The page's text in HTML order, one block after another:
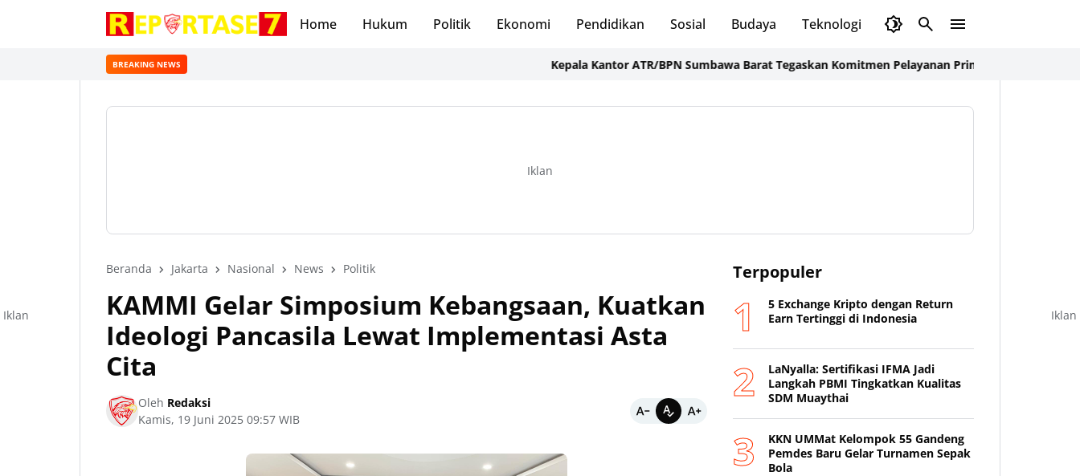
Home Hukum Politik Ekonomi Pendidikan Sosial Budaya Teknologi Olahraga
BREAKING NEWS Kepala Kantor ATR/BPN Sumbawa Barat Tegaskan Komitmen Pelayanan Prima dan Buka Pintu
Iklan
Beranda Jakarta Nasional News Politik
KAMMI Gelar Simposium Kebangsaan, Kuatkan
Ideologi Pancasila Lewat Implementasi Asta
Cita
Oleh Redaksi
Kamis, 19 Juni 2025 09:57 WIB
Terpopuler
5 Exchange Kripto dengan Return
Earn Tertinggi di Indonesia
LaNyalla: Sertifikasi IFMA Jadi
Langkah PBMI Tingkatkan Kualitas
SDM Muaythai
KKN UMMat Kelompok 55 Gandeng
Pemdes Baru Gelar Turnamen Sepak
Bola
Iklan Iklan